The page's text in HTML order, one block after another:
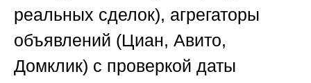
реальных сделок), агрегаторы
объявлений (Циан, Авито,
Домклик) с проверкой даты